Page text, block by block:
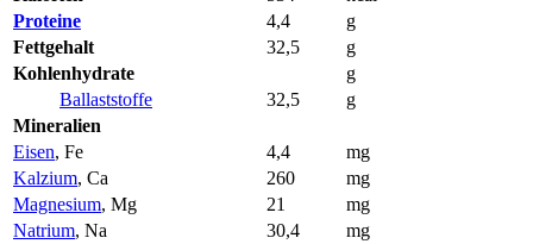
Proteine
4,4
g
Fettgehalt
32,5
g
Kohlenhydrate
g
Ballaststoffe
32,5
g
Mineralien
Eisen, Fe 4,4
mg
Kalzium, Ca 260
mg
Magnesium, Mg 21
mg
Natrium, Na 30,4
mg